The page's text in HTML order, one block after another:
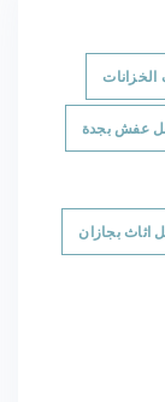
الخزانات
عفش بجدة
اثاث بجازان